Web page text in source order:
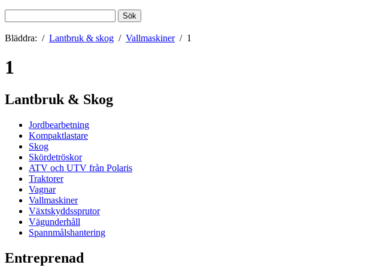
efter:
Bläddra:
Lantbruk & skog Vallmaskiner 1
1
Lantbruk & Skog
Jordbearbetning
Kompaktlastare
Skog
Skördetröskor
ATV och UTV från Polaris
Traktorer
Vagnar
Vallmaskiner
Växtskyddssprutor
Vägunderhåll
Spannmålshantering
Entreprenad